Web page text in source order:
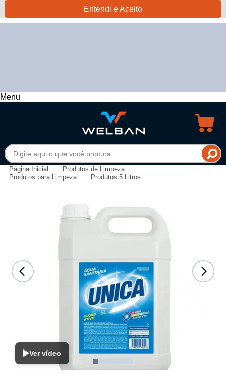
Entendi e Aceito
Menu
Página Inicial
Produtos de Limpeza
Produtos para Limpeza
Produtos 5 Litros
Ver vídeo